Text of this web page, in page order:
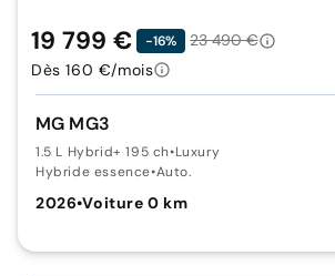
MG MG3
1.5 L Hybrid+ 195 ch•Luxury
Hybride essence•Auto.
2026•Voiture 0 km
19 799 € -16%
23 490 €
Dès 160 €/mois